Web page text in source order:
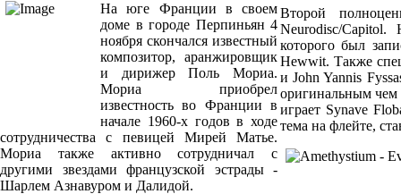
На юге Франции в своем
доме в городе Перпиньян 4
ноября скончался известный
композитор, аранжировщик
и дирижер Поль Мориа.
Мориа приобрел
известность во Франции в
начале 1960-х годов в ходе
сотрудничества с певицей Мирей Матье.
Мориа также активно сотрудничал с
другими звездами французской эстрады -
Шарлем Азнавуром и Далидой.
Второй
Neurodisc/
которого был
Hewwit. Также
и John Yannis
оригинальным
играет Synave
тема на флейте,